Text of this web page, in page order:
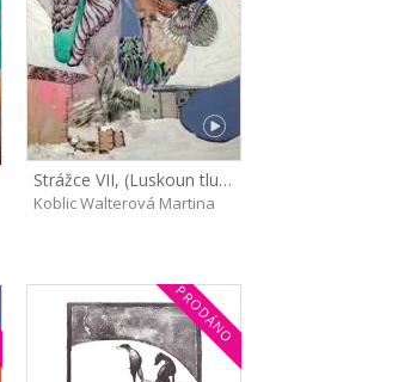
Strážce VII, (Luskoun tlustoocasý)
Koblic Walterová Martina
PRODÁNO